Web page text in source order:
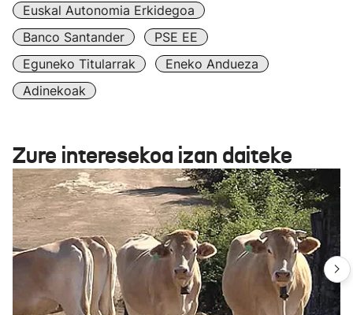
Euskal Autonomia Erkidegoa
Banco Santander
PSE EE
Eguneko Titularrak
Eneko Andueza
Adinekoak
Zure interesekoa izan daiteke